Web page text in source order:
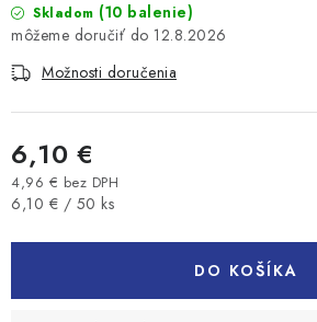
Skladom (10 balenie)
12.8.2026
Možnosti doručenia
6,10 €
4,96 € bez DPH
Jednotková cena:
6,10 € / 50 ks
DO KOŠÍKA